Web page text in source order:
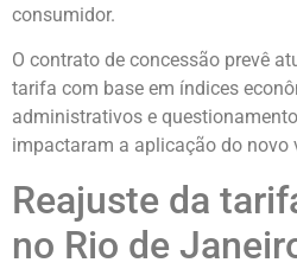
consumidor.
O contrato de concessão prevê
tarifa com base em índices
administrativos e
impactaram a aplicação do novo
Reajuste da
no Rio de